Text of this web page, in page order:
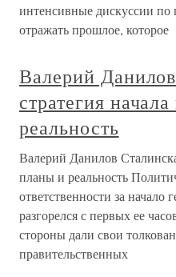
интенсивные дискуссии по
отражать прошлое, которое
Валерий
стратегия
реальность
Валерий Данилов
планы и реальность
ответственности за начало
разгорелся с первых ее
стороны дали свои
правительственных